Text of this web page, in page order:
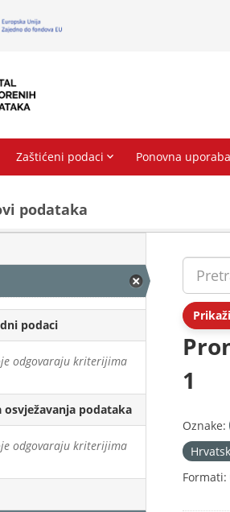
podаtаkа
podaci
odgovaraju kriterijima
osvježavanja podataka
odgovaraju kriterijima
1
Oznake:
Formati: